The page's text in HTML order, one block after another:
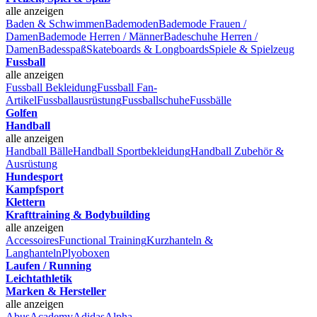
alle anzeigen
Baden & SchwimmenBademodenBademode Frauen /
DamenBademode Herren / MännerBadeschuhe Herren /
DamenBadesspaßSkateboards & LongboardsSpiele & Spielzeug
Fussball
alle anzeigen
Fussball BekleidungFussball Fan-
ArtikelFussballausrüstungFussballschuheFussbälle
Golfen
Handball
alle anzeigen
Handball BälleHandball SportbekleidungHandball Zubehör &
Ausrüstung
Hundesport
Kampfsport
Klettern
Krafttraining & Bodybuilding
alle anzeigen
AccessoiresFunctional TrainingKurzhanteln &
LanghantelnPlyoboxen
Laufen / Running
Leichtathletik
Marken & Hersteller
alle anzeigen